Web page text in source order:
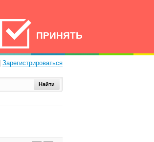
ПРИНЯТЬ
Зарегистрироваться
Найти